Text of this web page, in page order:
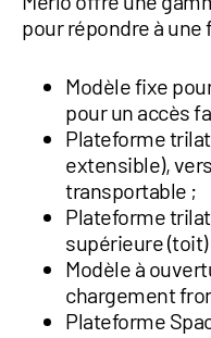
pour répondre à une
Modèle fixe
pour un accès
Plateforme
extensible),
transportable ;
Plateforme
supérieure (toit)
Modèle à
chargement
Plateforme